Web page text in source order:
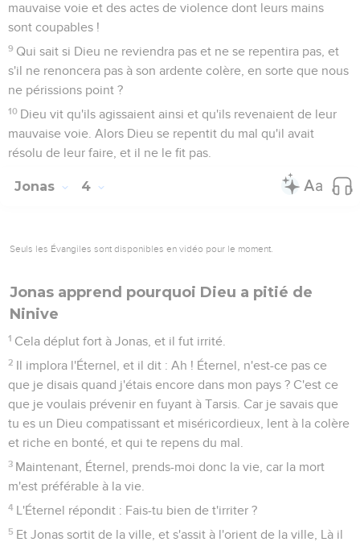
mauvaise voie et des actes de violence dont leurs mains
sont coupables !
9 Qui sait si Dieu ne reviendra pas et ne se repentira pas, et
s'il ne renoncera pas à son ardente colère, en sorte que nous
ne périssions point ?
10 Dieu vit qu'ils agissaient ainsi et qu'ils revenaient de leur
mauvaise voie. Alors Dieu se repentit du mal qu'il avait
résolu de leur faire, et il ne le fit pas.
Jonas 4
Seuls les Évangiles sont disponibles en vidéo pour le moment.
Jonas apprend pourquoi Dieu a pitié de
Ninive
1 Cela déplut fort à Jonas, et il fut irrité.
2 Il implora l'Éternel, et il dit : Ah ! Éternel, n'est-ce pas ce
que je disais quand j'étais encore dans mon pays ? C'est ce
que je voulais prévenir en fuyant à Tarsis. Car je savais que
tu es un Dieu compatissant et miséricordieux, lent à la colère
et riche en bonté, et qui te repens du mal.
3 Maintenant, Éternel, prends-moi donc la vie, car la mort
m'est préférable à la vie.
4 L'Éternel répondit : Fais-tu bien de t'irriter ?
5 Et Jonas sortit de la ville, et s'assit à l'orient de la ville, Là il